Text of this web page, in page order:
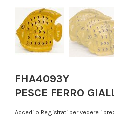
FHA4093Y
PESCE FERRO
Accedi o Registrati per vedere i